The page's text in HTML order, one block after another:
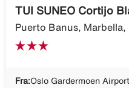
TUI SUNEO Cortijo
Puerto Banus, Marbella,
Fra:Oslo Gardermoen Airport